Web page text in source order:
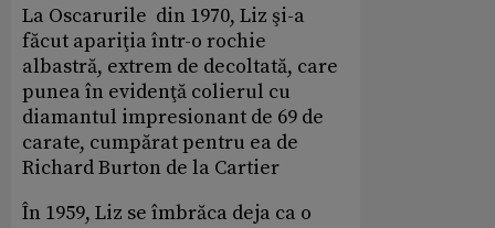
La Oscarurile din 1970, Liz şi-a
făcut apariţia într-o rochie
albastră, extrem de decoltată, care
punea în evidenţă colierul cu
diamantul impresionant de 69 de
carate, cumpărat pentru ea de
Richard Burton de la Cartier
În 1959, Liz se îmbrăca deja ca o